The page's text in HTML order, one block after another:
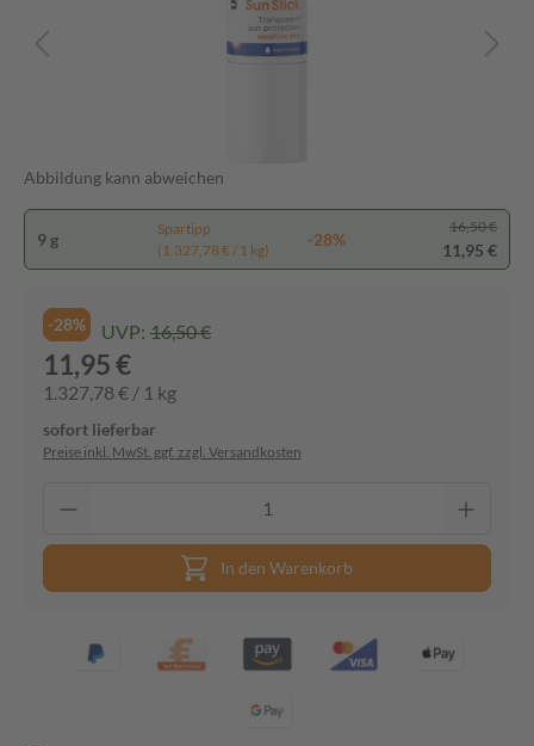
Abbildung kann abweichen
9 g
Spartipp
(1.327,78 € / 1 kg)
-28%
16,50 €
11,95 €
-28% UVP: 16,50 €
11,95 €
1.327,78 € / 1 kg
sofort lieferbar
Preise inkl. MwSt. ggf. zzgl. Versandkosten
In den Warenkorb